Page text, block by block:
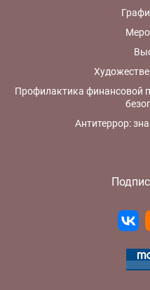
Профилактика финансовой
Антитеррор: